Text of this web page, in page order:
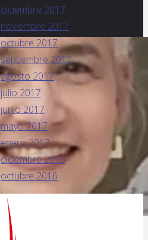
diciembre 2017
noviembre 2017
octubre 2017
septiembre 2017
agosto 2017
julio 2017
junio 2017
mayo 2017
enero 2017
diciembre 2016
octubre 2016